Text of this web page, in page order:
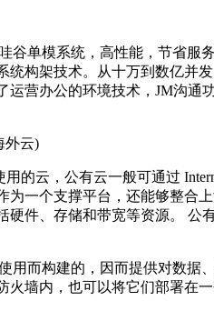
谷单模系统，高性能，节省
统构架技术。从十万到数亿
营办公的环境技术，JM沟
外云)
的云，公有云一般可通过
一个支撑平台，还能够整合
硬件、存储和带宽等资源。
用而构建的，因而提供对数
墙内，也可以将它们部署在一